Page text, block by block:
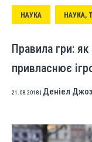
НАУКА НАУКА,
Правила гри:
привласнює
21.08.2018 Деніел